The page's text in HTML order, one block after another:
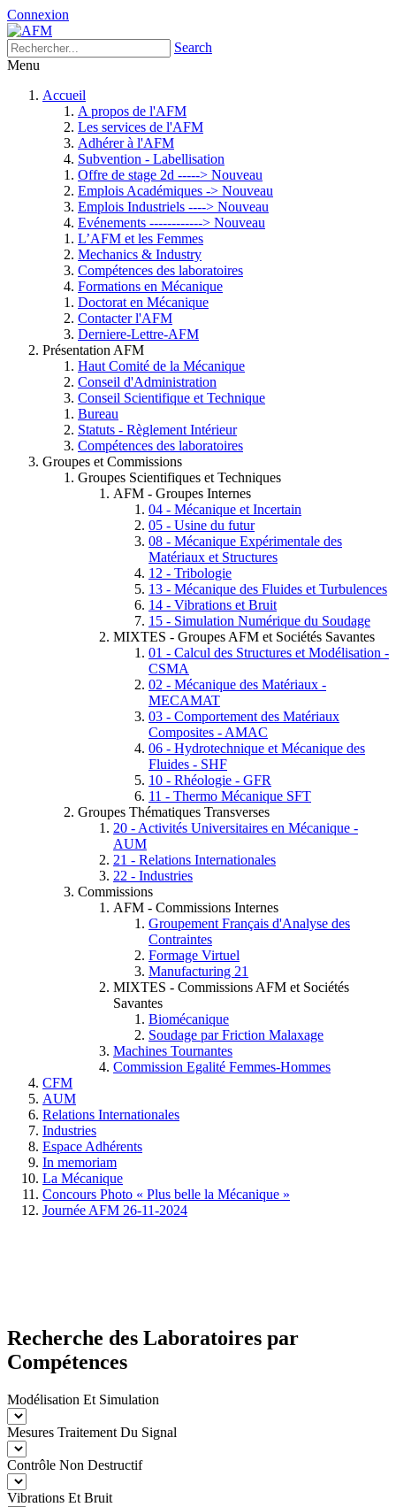
Connexion
Search
Menu
Accueil
A propos de l'AFM
Les services de l'AFM
Adhérer à l'AFM
Subvention - Labellisation
Offre de stage 2d -----> Nouveau
Emplois Académiques -> Nouveau
Emplois Industriels ----> Nouveau
Evénements ------------> Nouveau
L’AFM et les Femmes
Mechanics & Industry
Compétences des laboratoires
Formations en Mécanique
Doctorat en Mécanique
Contacter l'AFM
Derniere-Lettre-AFM
Présentation AFM
Haut Comité de la Mécanique
Conseil d'Administration
Conseil Scientifique et Technique
Bureau
Statuts - Règlement Intérieur
Compétences des laboratoires
Groupes et Commissions
Groupes Scientifiques et Techniques
AFM - Groupes Internes
04 - Mécanique et Incertain
05 - Usine du futur
08 - Mécanique Expérimentale des
Matériaux et Structures
12 - Tribologie
13 - Mécanique des Fluides et Turbulences
14 - Vibrations et Bruit
15 - Simulation Numérique du Soudage
MIXTES - Groupes AFM et Sociétés Savantes
01 - Calcul des Structures et Modélisation -
CSMA
02 - Mécanique des Matériaux -
MECAMAT
03 - Comportement des Matériaux
Composites - AMAC
06 - Hydrotechnique et Mécanique des
Fluides - SHF
10 - Rhéologie - GFR
11 - Thermo Mécanique SFT
Groupes Thématiques Transverses
20 - Activités Universitaires en Mécanique -
AUM
21 - Relations Internationales
22 - Industries
Commissions
AFM - Commissions Internes
Groupement Français d'Analyse des
Contraintes
Formage Virtuel
Manufacturing 21
MIXTES - Commissions AFM et Sociétés
Savantes
Biomécanique
Soudage par Friction Malaxage
Machines Tournantes
Commission Egalité Femmes-Hommes
CFM
AUM
Relations Internationales
Industries
Espace Adhérents
In memoriam
La Mécanique
Concours Photo « Plus belle la Mécanique »
Journée AFM 26-11-2024
Recherche des Laboratoires par
Compétences
Modélisation Et Simulation
Mesures Traitement Du Signal
Contrôle Non Destructif
Vibrations Et Bruit